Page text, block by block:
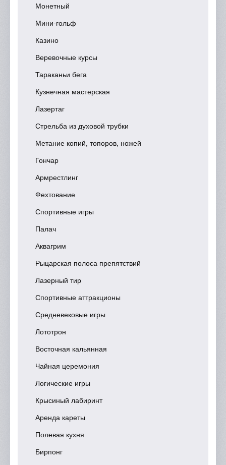
Монетный
Мини-гольф
Казино
Веревочные курсы
Тараканьи бега
Кузнечная мастерская
Лазертаг
Стрельба из духовой трубки
Метание копий, топоров, ножей
Гончар
Армрестлинг
Фехтование
Спортивные игры
Палач
Аквагрим
Рыцарская полоса препятствий
Лазерный тир
Спортивные аттракционы
Средневековые игры
Лототрон
Восточная кальянная
Чайная церемония
Логические игры
Крысиный лабиринт
Аренда кареты
Полевая кухня
Бирпонг